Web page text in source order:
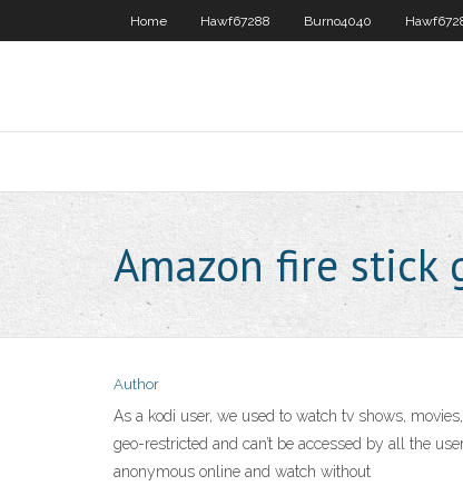
Home Hawf67288 Burno4040
Amazon fire stick
Author
As a kodi user, we used to watch tv shows,
geo-restricted and can’t be accessed by all the
anonymous online and watch without